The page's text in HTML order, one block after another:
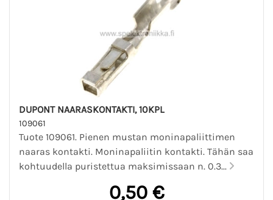
DUPONT NAARASKONTAKTI, 10KPL
109061
Tuote 109061. Pienen mustan moninapaliittimen
naaras kontakti. Moninapaliitin kontakti. Tähän saa
kohtuudella puristettua maksimissaan n. 0.3...
0,50 €